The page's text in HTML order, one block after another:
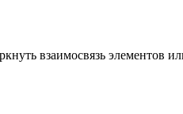
взаимосвязь элементов